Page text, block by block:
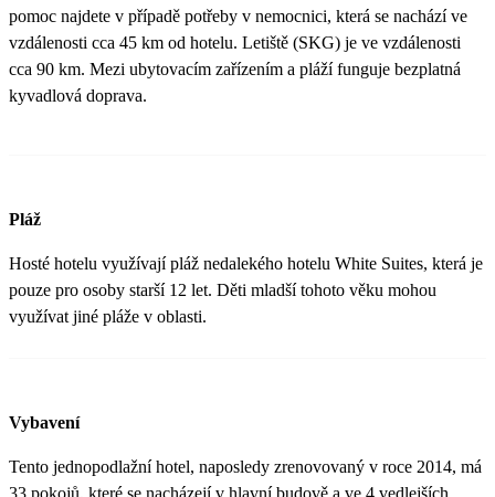
pomoc najdete v případě potřeby v nemocnici, která se nachází ve
vzdálenosti cca 45 km od hotelu. Letiště (SKG) je ve vzdálenosti
cca 90 km. Mezi ubytovacím zařízením a pláží funguje bezplatná
kyvadlová doprava.
Pláž
Hosté hotelu využívají pláž nedalekého hotelu White Suites, která je
pouze pro osoby starší 12 let. Děti mladší tohoto věku mohou
využívat jiné pláže v oblasti.
Vybavení
Tento jednopodlažní hotel, naposledy zrenovovaný v roce 2014, má